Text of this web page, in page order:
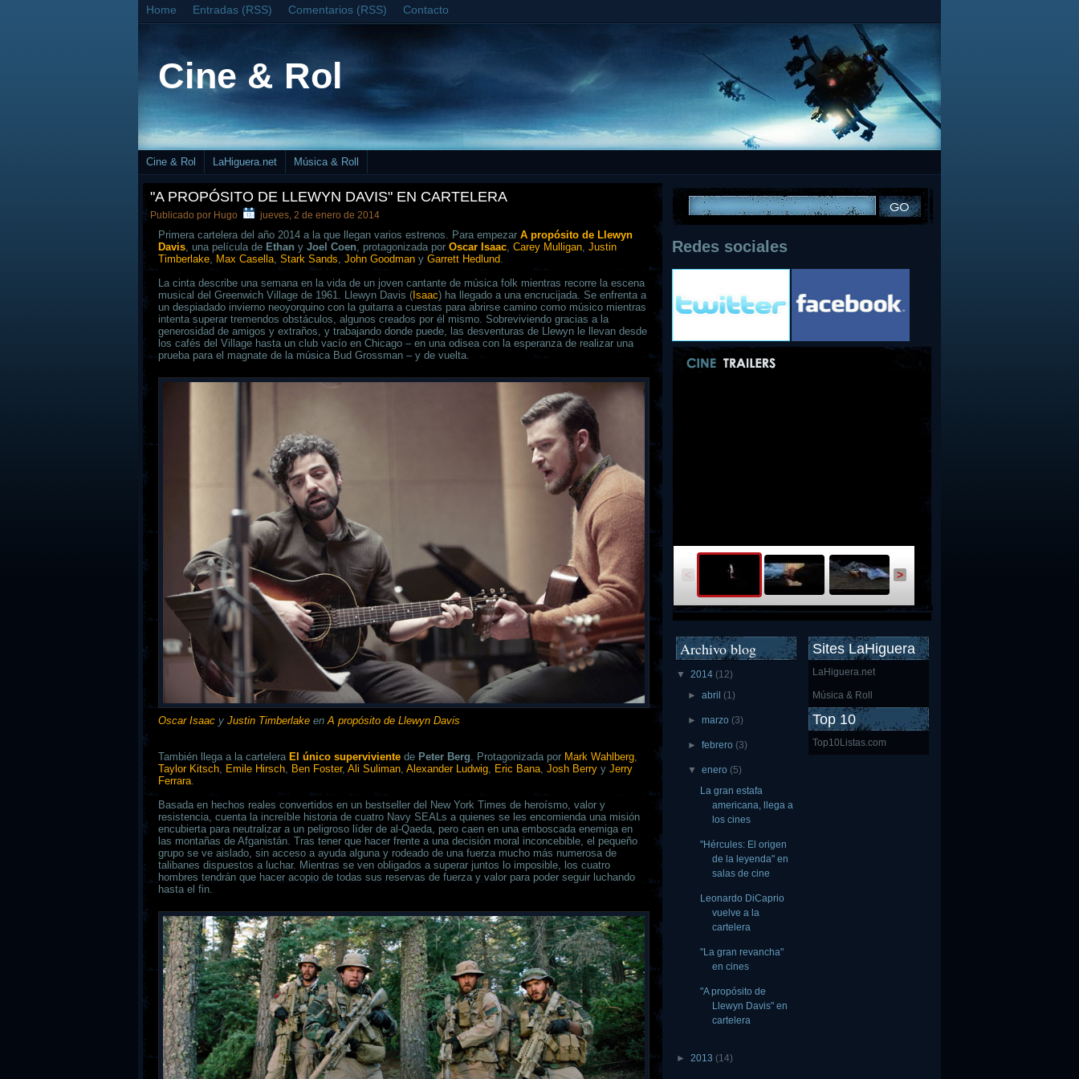
Home Entradas (RSS) Comentarios (RSS) Contacto
Cine & Rol
Cine & Rol LaHiguera.net Música & Roll
"A PROPÓSITO DE LLEWYN DAVIS" EN CARTELERA
Publicado por Hugo jueves, 2 de enero de 2014
Primera cartelera del año 2014 a la que llegan varios estrenos. Para empezar A propósito de Llewyn
Davis, una película de Ethan y Joel Coen, protagonizada por Oscar Isaac, Carey Mulligan, Justin
Timberlake, Max Casella, Stark Sands, John Goodman y Garrett Hedlund.
La cinta describe una semana en la vida de un joven cantante de música folk mientras recorre la escena
musical del Greenwich Village de 1961. Llewyn Davis ( Isaac) ha llegado a una encrucijada. Se enfrenta a
un despiadado invierno neoyorquino con la guitarra a cuestas para abrirse camino como músico mientras
intenta superar tremendos obstáculos, algunos creados por él mismo. Sobreviviendo gracias a la
generosidad de amigos y extraños, y trabajando donde puede, las desventuras de Llewyn le llevan desde
los cafés del Village hasta un club vacío en Chicago – en una odisea con la esperanza de realizar una
prueba para el magnate de la música Bud Grossman – y de vuelta.
Oscar Isaac y Justin Timberlake enA propósito de Llewyn Davis
También llega a la cartelera El único superviviente de Peter Berg. Protagonizada por Mark Wahlberg,
Taylor Kitsch, Emile Hirsch, Ben Foster, Ali Suliman, Alexander Ludwig, Eric Bana, Josh Berry y Jerry
Ferrara.
Basada en hechos reales convertidos en un bestseller del New York Times de heroísmo, valor y
resistencia, cuenta la increíble historia de cuatro Navy SEALs a quienes se les encomienda una misión
encubierta para neutralizar a un peligroso líder de al-Qaeda, pero caen en una emboscada enemiga en
las montañas de Afganistán. Tras tener que hacer frente a una decisión moral inconcebible, el pequeño
grupo se ve aislado, sin acceso a ayuda alguna y rodeado de una fuerza mucho más numerosa de
talibanes dispuestos a luchar. Mientras se ven obligados a superar juntos lo imposible, los cuatro
hombres tendrán que hacer acopio de todas sus reservas de fuerza y valor para poder seguir luchando
hasta el fin.
Redes sociales
< >
Sites LaHiguera
LaHiguera.net
Música & Roll
Top 10
Top10Listas.com
Archivo blog
▼ 2014 (12)
►abril (1)
►marzo (3)
►febrero (3)
▼enero (5)
La gran estafa
americana, llega a
los cines
"Hércules: El origen
de la leyenda" en
salas de cine
Leonardo DiCaprio
vuelve a la
cartelera
"La gran revancha"
en cines
"A propósito de
Llewyn Davis" en
cartelera
► 2013 (14)